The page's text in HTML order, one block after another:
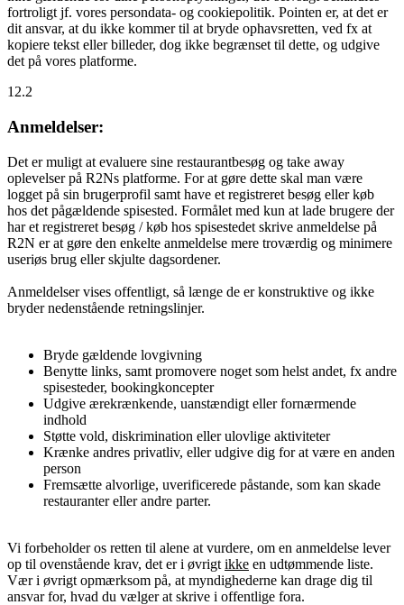
fortroligt jf. vores persondata- og cookiepolitik. Pointen er, at det er
dit ansvar, at du ikke kommer til at bryde ophavsretten, ved fx at
kopiere tekst eller billeder, dog ikke begrænset til dette, og udgive
det på vores platforme.
12.2
Anmeldelser:
Det er muligt at evaluere sine restaurantbesøg og take away
oplevelser på R2Ns platforme. For at gøre dette skal man være
logget på sin brugerprofil samt have et registreret besøg eller køb
hos det pågældende spisested. Formålet med kun at lade brugere der
har et registreret besøg / køb hos spisestedet skrive anmeldelse på
R2N er at gøre den enkelte anmeldelse mere troværdig og minimere
useriøs brug eller skjulte dagsordener.
Anmeldelser vises offentligt, så længe de er konstruktive og ikke
bryder nedenstående retningslinjer.
Bryde gældende lovgivning
Benytte links, samt promovere noget som helst andet, fx andre
spisesteder, bookingkoncepter
Udgive ærekrænkende, uanstændigt eller fornærmende
indhold
Støtte vold, diskrimination eller ulovlige aktiviteter
Krænke andres privatliv, eller udgive dig for at være en anden
person
Fremsætte alvorlige, uverificerede påstande, som kan skade
restauranter eller andre parter.
Vi forbeholder os retten til alene at vurdere, om en anmeldelse lever
op til ovenstående krav, det er i øvrigt ikke en udtømmende liste.
Vær i øvrigt opmærksom på, at myndighederne kan drage dig til
ansvar for, hvad du vælger at skrive i offentlige fora.